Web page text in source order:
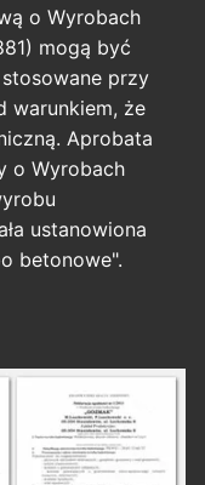
o Wyrobach
mogą być
przy
warunkiem, że
Aprobata
o Wyrobach
ustanowiona
betonowe".